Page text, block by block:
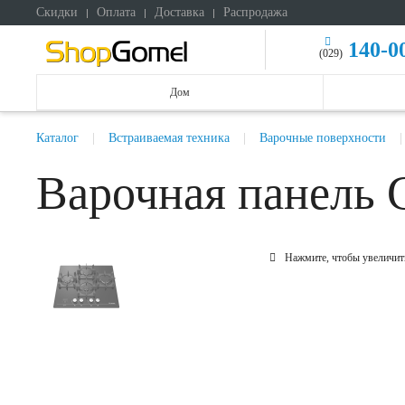
Скидки Оплата Доставка Распродажа
(029) 140-
Дом
Каталог Встраиваемая техника Варочные поверхности
Варочная панель
Нажмите, чтобы